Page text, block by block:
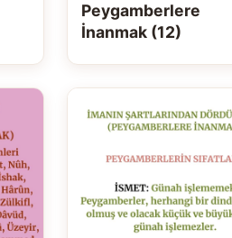
Peygamberlere
İnanmak (12)